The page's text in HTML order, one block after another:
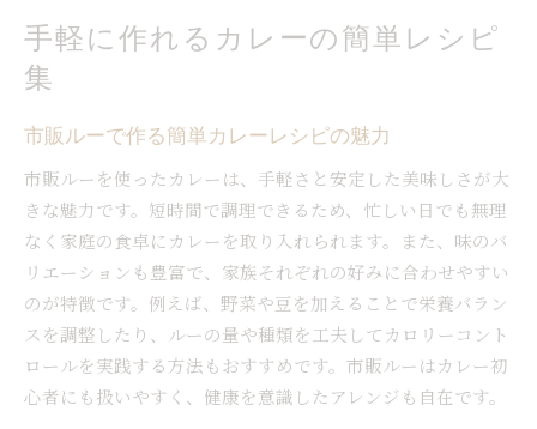
手軽に作れるカレーの簡単レシピ
集
市販ルーで作る簡単カレーレシピの魅力
市販ルーを使ったカレーは、手軽さと安定した美味しさが大
きな魅力です。短時間で調理できるため、忙しい日でも無理
なく家庭の食卓にカレーを取り入れられます。また、味のバ
リエーションも豊富で、家族それぞれの好みに合わせやすい
のが特徴です。例えば、野菜や豆を加えることで栄養バラン
スを調整したり、ルーの量や種類を工夫してカロリーコント
ロールを実践する方法もおすすめです。市販ルーはカレー初
心者にも扱いやすく、健康を意識したアレンジも自在です。